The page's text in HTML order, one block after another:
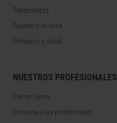
Tratamientos
Cuidados en casa
Chequeos y salud
NUESTROS PROFESIONALES
Cancer Center
Conozca a los profesionales